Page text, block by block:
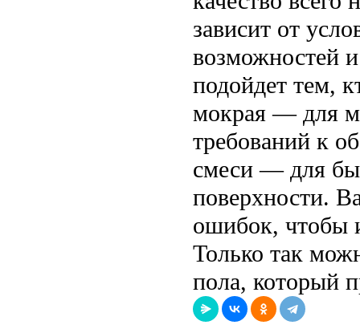
зависит от
возможностей
подойдет тем,
мокрая — для
требований к
смеси — для
поверхности.
ошибок, чтобы
Только так
пола, который